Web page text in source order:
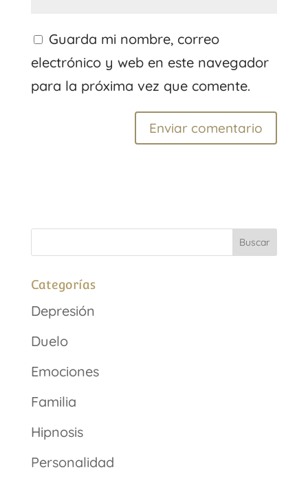
Guarda mi nombre, correo
electrónico y web en este navegador
para la próxima vez que comente.
Categorías
Depresión
Duelo
Emociones
Familia
Hipnosis
Personalidad